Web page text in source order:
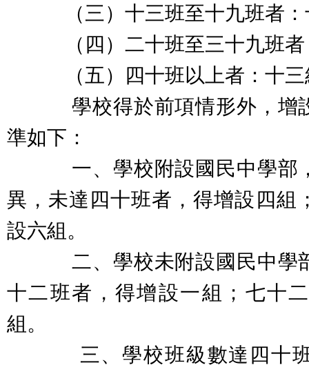
（三）十三班至十九班者：
（四）二十班至三十九班者
（五）四十班以上者：十三
學校得於前項情形外，增設
準如下：
一、學校附設國民中學部，
異，未達四十班者，得增設四組
設六組。
二、學校未附設國民中學部
十二班者，得增設一組；七十
組。
三、學校班級數達四十班